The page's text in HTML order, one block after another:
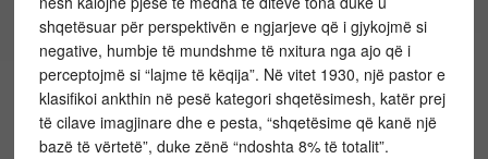
shqetësuar për perspektivën e ngjarjeve që i gjykojmë si
negative, humbje të mundshme të nxitura nga ajo që i
perceptojmë si “lajme të këqija”. Në vitet 1930, një pastor e
klasifikoi ankthin në pesë kategori shqetësimesh, katër prej
të cilave imagjinare dhe e pesta, “shqetësime që kanë një
bazë të vërtetë”, duke zënë “ndoshta 8% të totalit”.